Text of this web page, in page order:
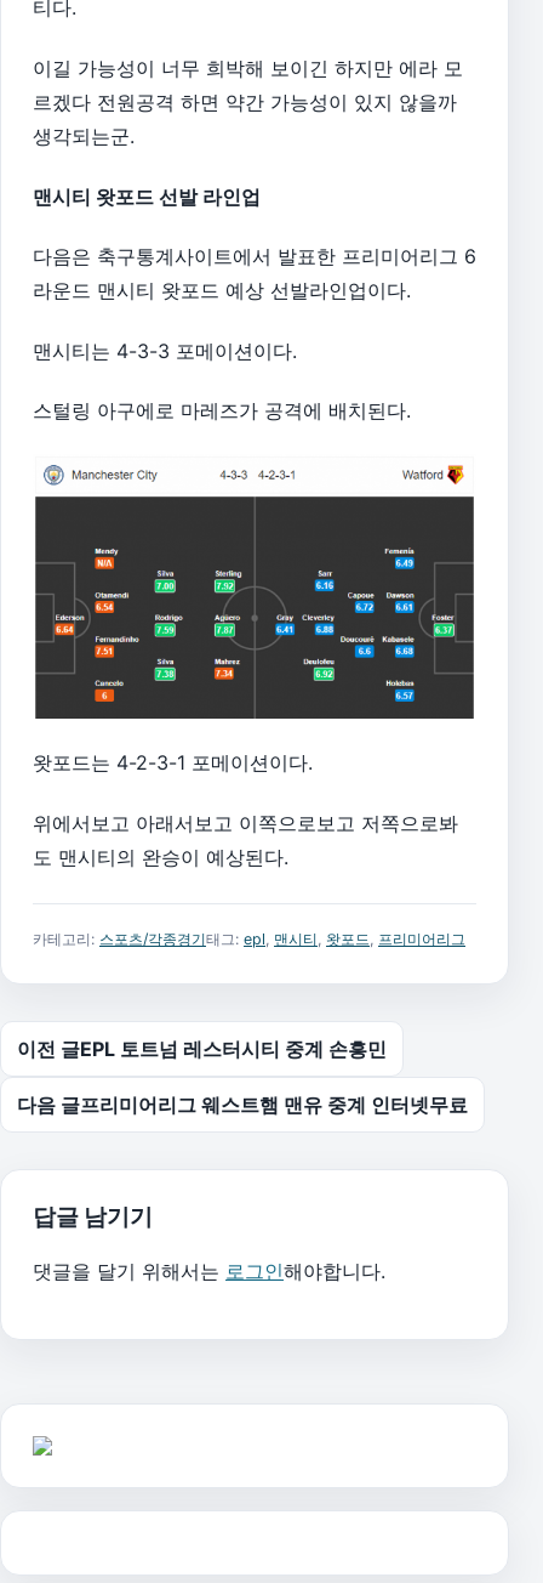
티다.
이길 가능성이 너무 희박해 보이긴 하지만 에라 모
르겠다 전원공격 하면 약간 가능성이 있지 않을까
생각되는군.
맨시티 왓포드 선발 라인업
다음은 축구통계사이트에서 발표한 프리미어리그 6
라운드 맨시티 왓포드 예상 선발라인업이다.
맨시티는 4-3-3 포메이션이다.
스털링 아구에로 마레즈가 공격에 배치된다.
왓포드는 4-2-3-1 포메이션이다.
위에서보고 아래서보고 이쪽으로보고 저쪽으로봐
도 맨시티의 완승이 예상된다.
카테고리: 스포츠/각종경기태그: epl 맨시티 왓포드 프리미어리그
글 탐색
이전 글EPL 토트넘 레스터시티 중계 손흥민
다음 글프리미어리그 웨스트햄 맨유 중계 인터넷무료
답글 남기기
댓글을 달기 위해서는 로그인해야합니다.